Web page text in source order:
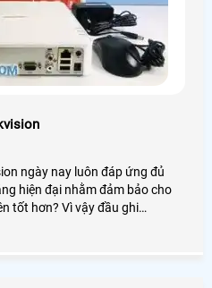
ngày nay luôn đáp ứng đủ
hiện đại nhằm đảm bảo cho
tốt hơn? Vì vậy đầu ghi